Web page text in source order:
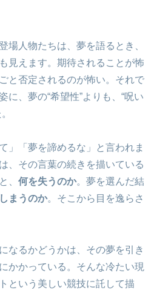
場人物たちは、夢を語るとき、
見えます。期待されることが怖
と否定されるのが怖い。それで
に、夢の“希望性”よりも、“呪い
」「夢を諦めるな」と言われま
、その言葉の続きを描いている
、 何を失うのか。夢を選んだ結
まうのか。そこから目を逸らさ
なるかどうかは、その夢を引き
かかっている。そんな冷たい現
という美しい競技に託して描